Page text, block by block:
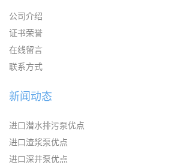
公司介绍
证书荣誉
在线留言
联系方式
新闻动态
进口潜水排污泵优点
进口渣浆泵优点
进口深井泵优点